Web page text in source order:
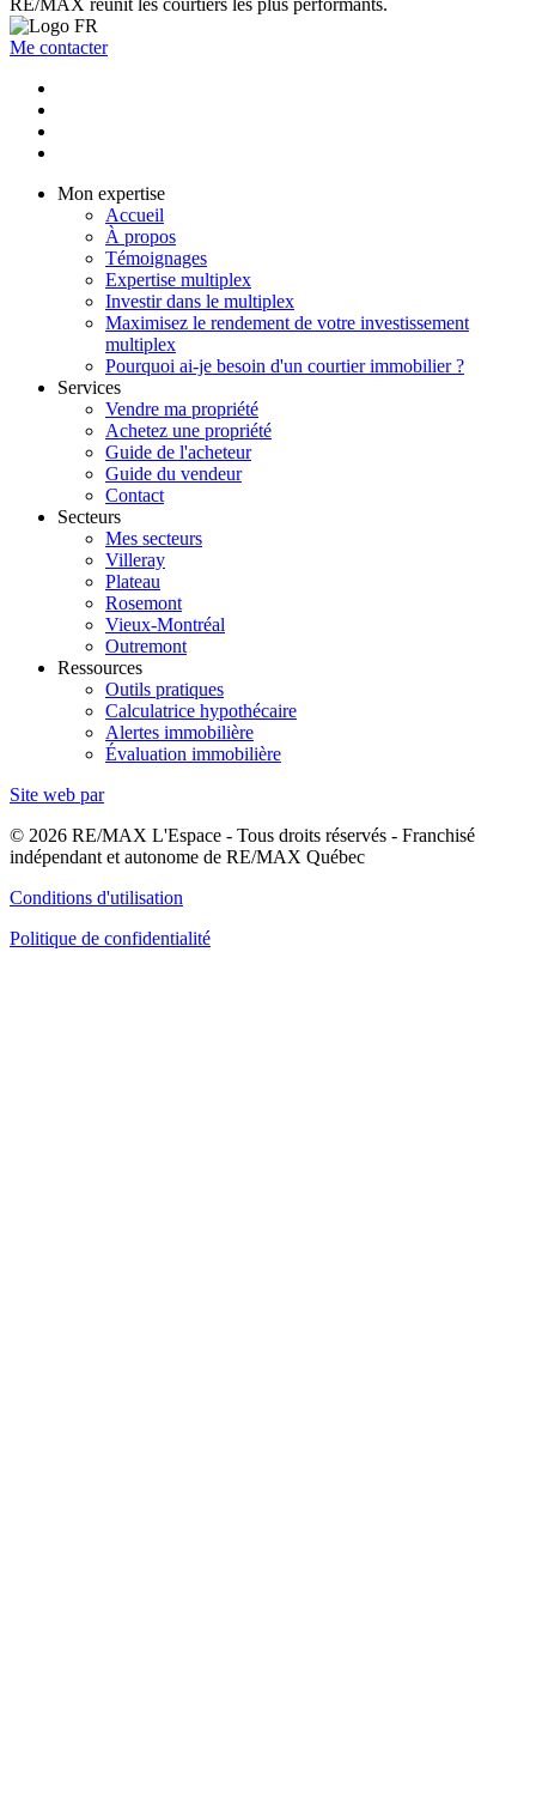
RE/MAX réunit les courtiers les plus performants.
Me contacter
Mon expertise
Accueil
À propos
Témoignages
Expertise multiplex
Investir dans le multiplex
Maximisez le rendement de votre investissement
multiplex
Pourquoi ai-je besoin d'un courtier immobilier ?
Services
Vendre ma propriété
Achetez une propriété
Guide de l'acheteur
Guide du vendeur
Contact
Secteurs
Mes secteurs
Villeray
Plateau
Rosemont
Vieux-Montréal
Outremont
Ressources
Outils pratiques
Calculatrice hypothécaire
Alertes immobilière
Évaluation immobilière
Site web par
© 2026 RE/MAX L'Espace - Tous droits réservés - Franchisé
indépendant et autonome de RE/MAX Québec
Conditions d'utilisation
Politique de confidentialité